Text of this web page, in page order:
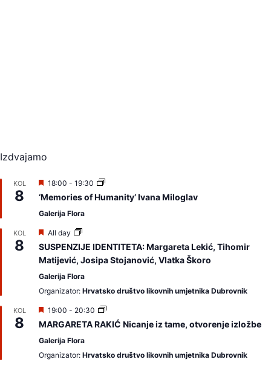
Izdvajamo
KOL
8
I
z
d
v
j
m
o
18:00 - 19:30
‘Memories of Humanity’ Ivana Miloglav
Galerija Flora
KOL
8
I
z
d
v
j
a
o
All day
SUSPENZIJE IDENTITETA: Margareta Lekić, Tihomir
Matijević, Josipa Stojanović, Vlatka Škoro
Galerija Flora
Organizator: Hrvatsko društvo likovnih umjetnika Dubrovnik
KOL
8
I
z
d
v
j
19:00 - 20:30
MARGARETA RAKIĆ Nicanje iz tame, otvorenje izložbe
Galerija Flora
Organizator: Hrvatsko društvo likovnih umjetnika Dubrovnik